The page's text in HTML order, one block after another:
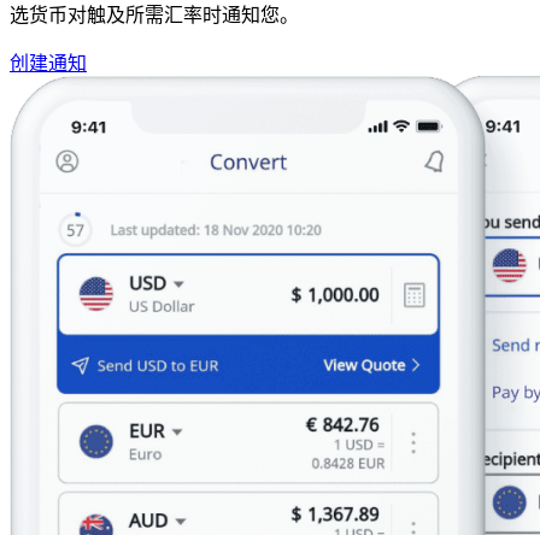
选货币对触及所需汇率时通知您。
创建通知